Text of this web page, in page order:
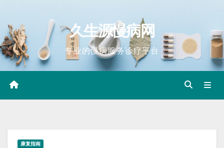
content
久生源慢病网
专业的慢病服务诊疗平台
康复指南